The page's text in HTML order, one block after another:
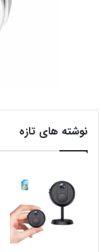
نوشته های تازه